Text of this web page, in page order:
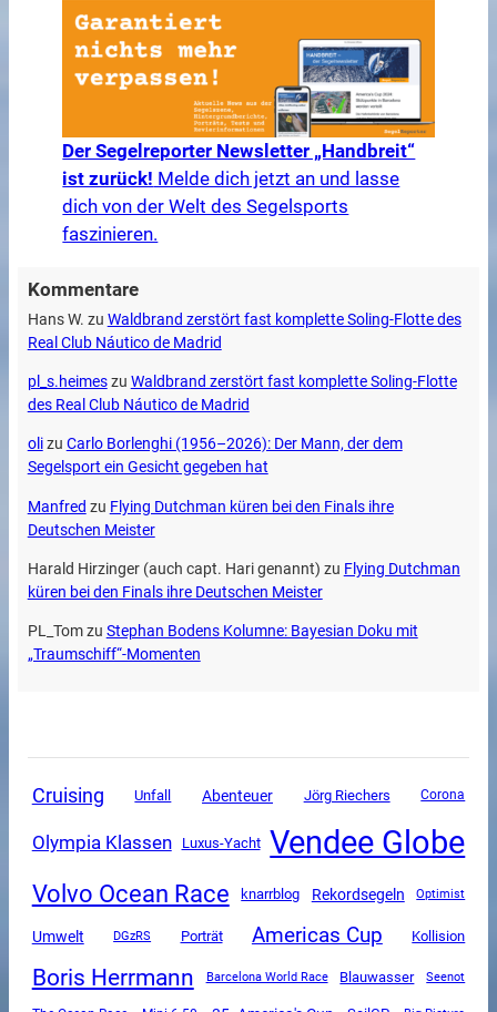
Der Segelreporter Newsletter „Handbreit“
ist zurück! Melde dich jetzt an und lasse
dich von der Welt des Segelsports
faszinieren.
Kommentare
Hans W. zu Waldbrand zerstört fast komplette Soling-Flotte des
Real Club Náutico de Madrid
pl_s.heimeszu Waldbrand zerstört fast komplette Soling-Flotte
des Real Club Náutico de Madrid
olizu Carlo Borlenghi (1956–2026): Der Mann, der dem
Segelsport ein Gesicht gegeben hat
Manfred zu Flying Dutchman küren bei den Finals ihre
Deutschen Meister
Harald Hirzinger (auch capt. Hari genannt) zu Flying Dutchman
küren bei den Finals ihre Deutschen Meister
PL_Tomzu Stephan Bodens Kolumne: Bayesian Doku mit
„Traumschiff“-Momenten
Cruising Unfall Abenteuer Jörg Riechers Corona
Olympia Klassen Luxus-Yacht Vendee Globe
Volvo Ocean Race knarrblog Rekordsegeln Optimist
Umwelt DGzRS Porträt Americas Cup Kollision
Boris Herrmann Barcelona World Race Blauwasser Seenot